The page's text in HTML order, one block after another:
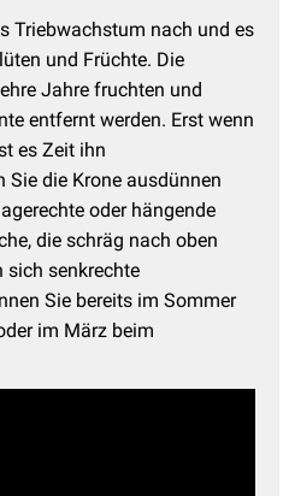
Triebwachstum nach und es
und Früchte. Die
Jahre fruchten und
entfernt werden. Erst wenn
es Zeit ihn
Sie die Krone ausdünnen
oder hängende
die schräg nach oben
sich senkrechte
Sie bereits im Sommer
im März beim